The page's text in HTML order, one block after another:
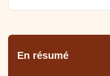
En résumé